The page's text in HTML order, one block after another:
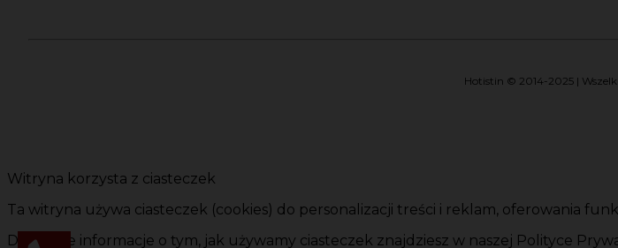
Hotistin © 2014-2025 |
Witryna korzysta z ciasteczek
Ta witryna używa ciasteczek (cookies) do personalizacji treści i reklam, oferowania
Dokładne informacje o tym, jak używamy ciasteczek znajdziesz w naszej Polityce